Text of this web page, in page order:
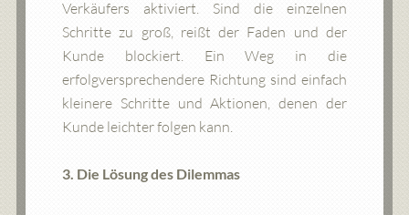
Verkäufers aktiviert. Sind die einzelnen
Schritte zu groß, reißt der Faden und der
Kunde blockiert. Ein Weg in die
erfolgversprechendere Richtung sind einfach
kleinere Schritte und Aktionen, denen der
Kunde leichter folgen kann.
3. Die Lösung des Dilemmas